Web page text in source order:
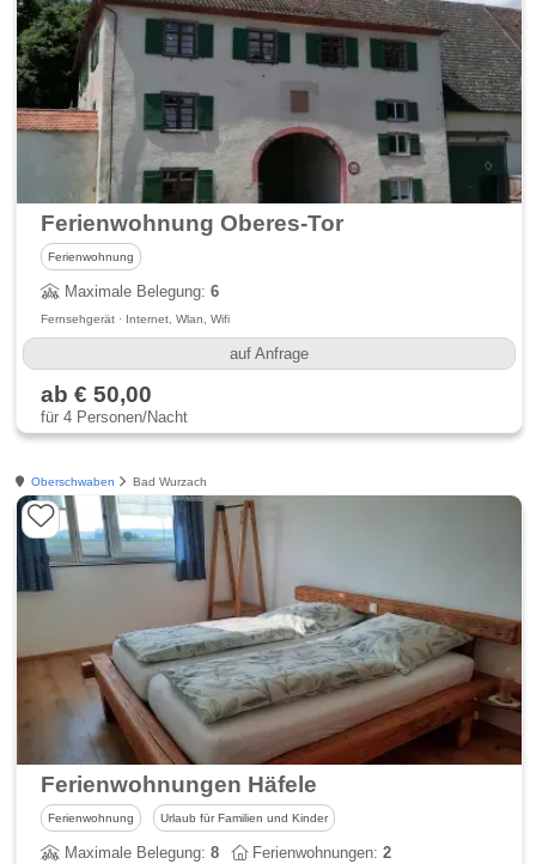
Ferienwohnung Oberes-Tor
Ferienwohnung
Maximale Belegung:6
Fernsehgerät · Internet, Wlan, Wifi
auf Anfrage
ab € 50,00
für 4 Personen/Nacht
Oberschwaben Bad Wurzach
Ferienwohnungen Häfele
Ferienwohnung Urlaub für Familien und Kinder
Maximale Belegung:8 Ferienwohnungen:2